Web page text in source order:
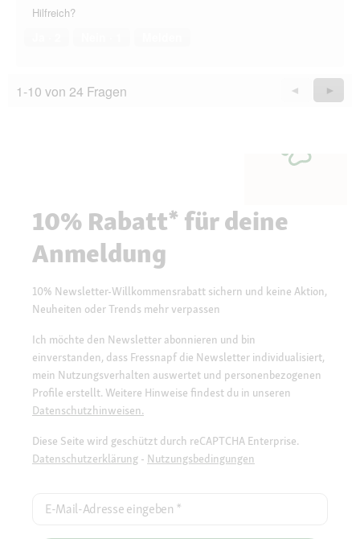
Hilfreich?
1-10 von 24 Fragen
Zurück
Questions
◄
Weiter
►
10% Rabatt* für deine
Anmeldung
10% Newsletter-Willkommensrabatt sichern und keine Aktion,
Neuheiten oder Trends mehr verpassen
Ich möchte den Newsletter abonnieren und bin
einverstanden, dass Fressnapf die Newsletter individualisiert,
mein Nutzungsverhalten auswertet und personenbezogenen
Profile erstellt. Weitere Hinweise findest du in unseren
Datenschutzhinweisen.
Diese Seite wird geschützt durch reCAPTCHA Enterprise.
Datenschutzerklärung - Nutzungsbedingungen
E-Mail-Adresse eingeben *